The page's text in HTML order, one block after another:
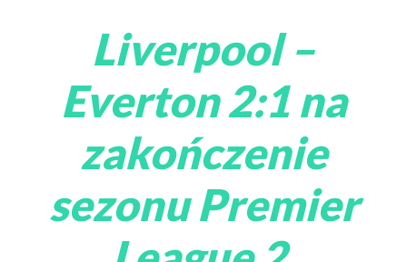
Liverpool –
Everton 2:1 na
zakończenie
sezonu Premier